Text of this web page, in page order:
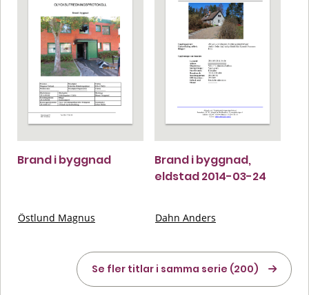
Brand i byggnad
Östlund Magnus
Brand i byggnad,
eldstad 2014-03-24
Dahn Anders
Se fler titlar i samma serie (200)